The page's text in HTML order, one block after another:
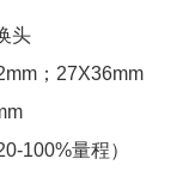
头
；27X36mm
100%量程）